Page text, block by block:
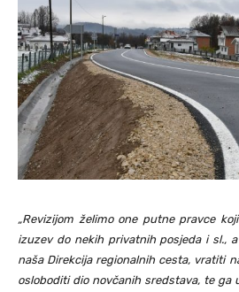
„Revizijom želimo one putne pravce
izuzev do nekih privatnih posjeda i sl.,
naša Direkcija regionalnih cesta, vratiti
osloboditi dio novčanih sredstava, te